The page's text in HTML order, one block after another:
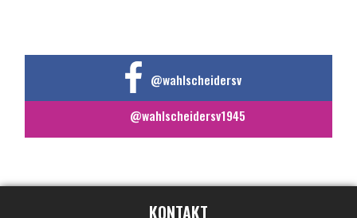
@wahlscheidersv
@wahlscheidersv1945
KONTAKT